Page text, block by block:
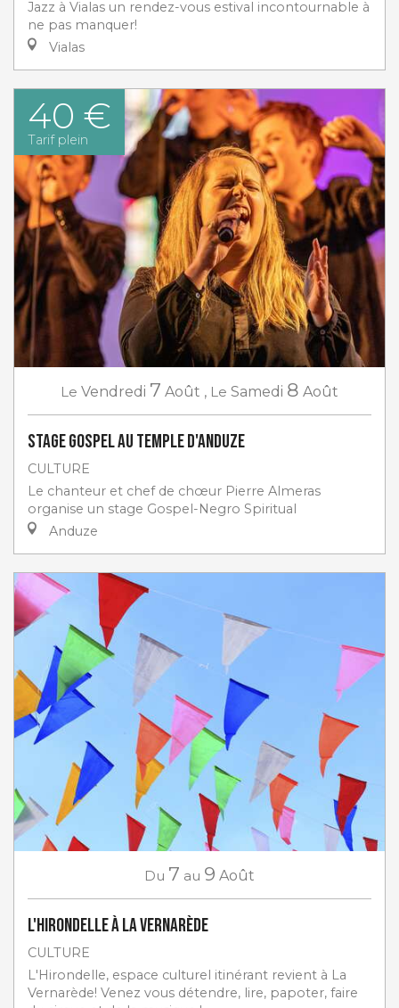
Jazz à Vialas un rendez-vous estival incontournable à
ne pas manquer!
Vialas
40 €
Tarif plein
Le Vendredi 7 Août , Le Samedi 8 Août
Stage gospel au Temple d'Anduze
CULTURE
Le chanteur et chef de chœur Pierre Almeras
organise un stage Gospel-Negro Spiritual
Anduze
Du 7 au 9 Août
L'Hirondelle à La Vernarède
CULTURE
L'Hirondelle, espace culturel itinérant revient à La
Vernarède! Venez vous détendre, lire, papoter, faire